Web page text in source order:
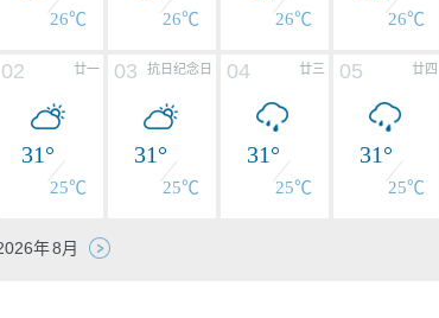
26℃ 26℃ 26℃ 26℃
廿一
02
31°
25℃
抗日纪念日
03
31°
25℃
廿三
04
31°
25℃
廿四
05
31°
25℃